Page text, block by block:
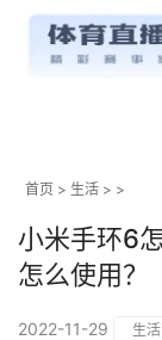
首页 > 生活 > >
小米手环6
怎么使用？
2022-11-29 生